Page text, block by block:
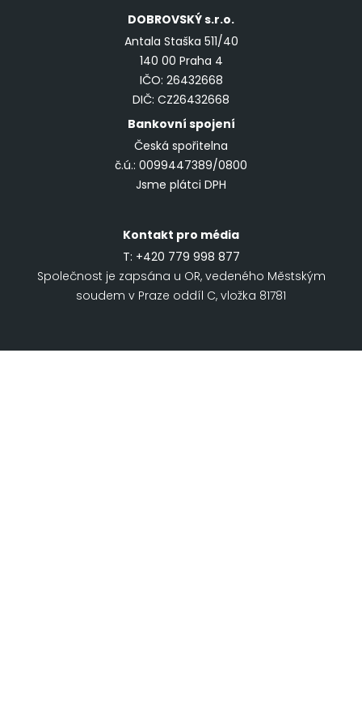
DOBROVSKÝs.r.o.
Antala Staška 511/40
140 00 Praha 4
IČO: 26432668
DIČ: CZ26432668
Bankovní spojení
Česká spořitelna
č.ú.: 0099447389/0800
Jsme plátci DPH
Kontakt pro média
T: +420 779 998 877
Společnost je zapsána u OR, vedeného Městským
soudem v Praze oddíl C, vložka 81781